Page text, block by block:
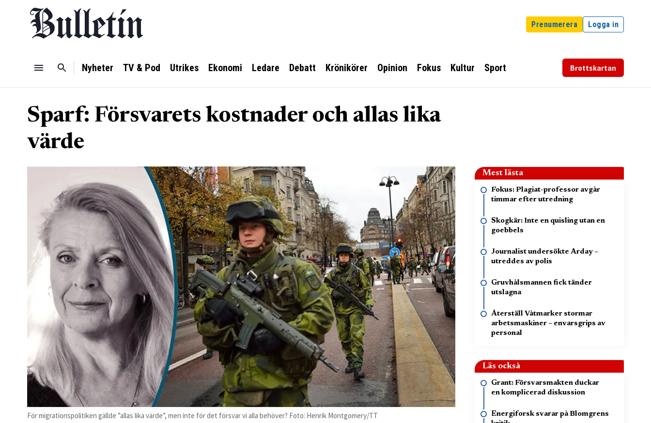
Prenumerera Logga in
Nyheter TV & Pod Utrikes Ekonomi Ledare Debatt Krönikörer Opinion Fokus Kultur Sport Brottskartan
Sparf: Försvarets kostnader och allas lika
värde
För migrationspolitiken gällde ”allas lika värde”, men inte för det försvar vi alla behöver? Foto: Henrik Montgomery/TT
Mest lästa
Fokus: Plagiat-professor avgår
timmar efter utredning
Skogkär: Inte en quisling utan en
goebbels
Journalist undersökte Arday –
utreddes av polis
Gruvhålsmannen fick tänder
utslagna
Återställ Våtmarker stormar
arbetsmaskiner – envarsgrips av
personal
Läs också
Grant: Försvarsmakten duckar
en komplicerad diskussion
Energiforsk svarar på Blomgrens